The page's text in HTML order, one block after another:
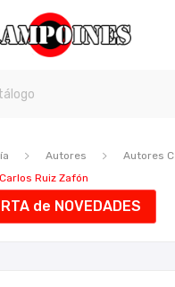
Autores
Autores C
Carlos Ruiz Zafón
de NOVEDADES